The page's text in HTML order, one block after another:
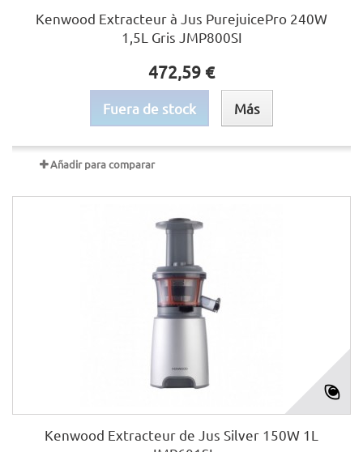
Kenwood Extracteur à Jus PurejuicePro 240W
1,5L Gris JMP800SI
472,59 €
Fuera de stock Más
Añadir para comparar
Kenwood Extracteur de Jus Silver 150W 1L